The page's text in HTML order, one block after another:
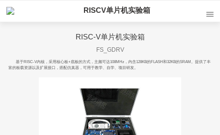
RISCV单片机实验箱
RISC-V单片机实验箱
FS_GDRV
基于RISC-V内核，采用核心板+底板的方式，主频可达108MHz，内含128KB的FLASH和32KB的SRAM。提供了丰
富的板载资源以及扩展接口，搭配仿真器，可用于教学、自学、项目研发。